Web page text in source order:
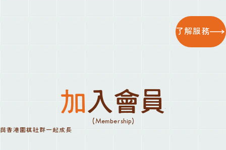
了解服務
加入會員
(Membership)
與香港圍棋社群一起成長